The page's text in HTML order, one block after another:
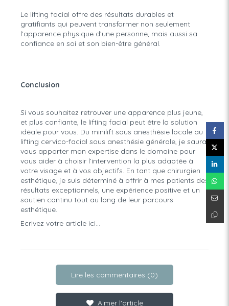
Le lifting facial offre des résultats durables et
gratifiants qui peuvent transformer non seulement
l’apparence physique d’une personne, mais aussi sa
confiance en soi et son bien-être général.
Conclusion
Si vous souhaitez retrouver une apparence plus jeune,
et plus confiante, le lifting facial peut être la solution
idéale pour vous. Du minilift sous anesthésie locale au
lifting cervico-facial sous anesthésie générale, je saurai
vous apporter mon expertise dans le domaine pour
vous aider à choisir l’intervention la plus adaptée à
votre visage et à vos objectifs. En tant que chirurgien
esthétique, je suis déterminé à offrir à mes patients des
résultats exceptionnels, une expérience positive et un
soutien continu tout au long de leur parcours
esthétique.
Ecrivez votre article ici...
Lire les commentaires (0)
Aimer l'article